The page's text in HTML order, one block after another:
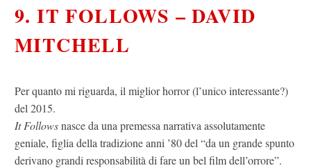
9. IT FOLLOWS – DAVID
MITCHELL
Per quanto mi riguarda, il miglior horror (l’unico interessante?)
del 2015.
It Followsnasce da una premessa narrativa assolutamente
geniale, figlia della tradizione anni ’80 del “da un grande spunto
derivano grandi responsabilità di fare un bel film dell’orrore”.